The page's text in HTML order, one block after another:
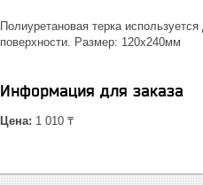
Полиуретановая терка
поверхности. Размер: 120х240мм
Информация для заказа
Цена: 1 010 ₸